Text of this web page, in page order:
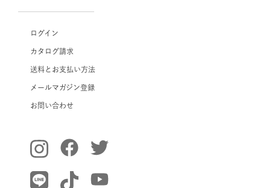
ログイン
カタログ請求
送料とお支払い方法
メールマガジン登録
お問い合わせ